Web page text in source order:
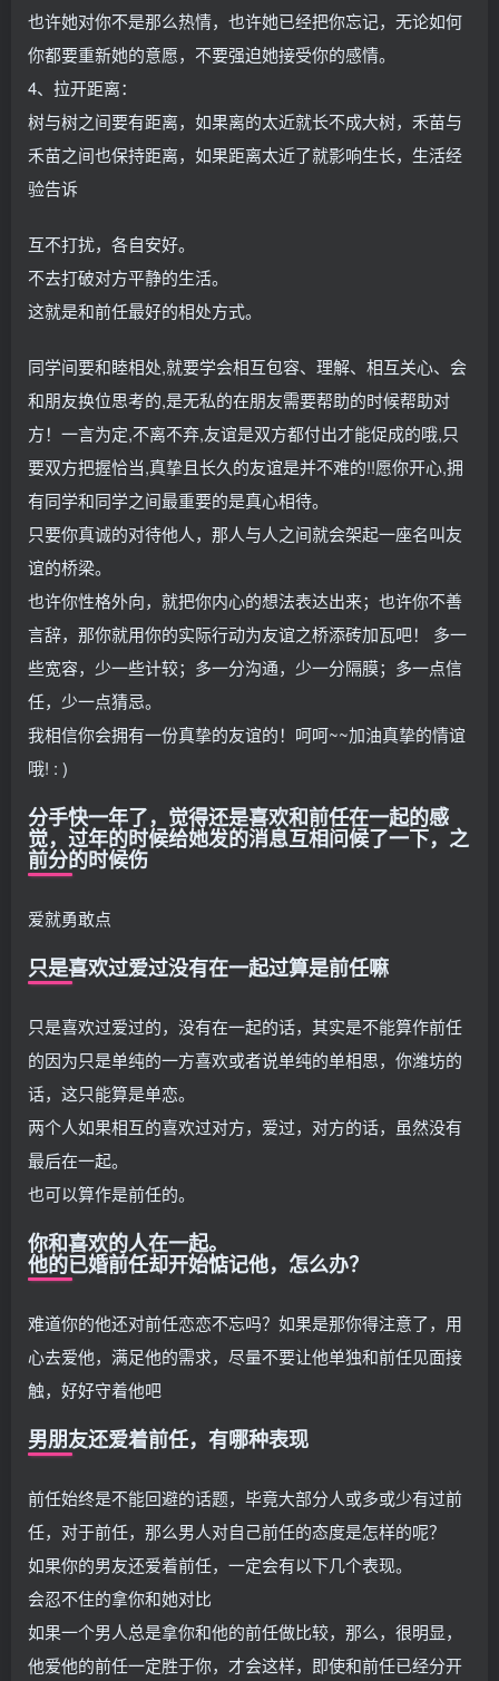
也许她对你不是那么热情，也许她已经把你忘记，无论如何
你都要重新她的意愿，不要强迫她接受你的感情。
4、拉开距离：
树与树之间要有距离，如果离的太近就长不成大树，禾苗与
禾苗之间也保持距离，如果距离太近了就影响生长，生活经
验告诉
互不打扰，各自安好。
不去打破对方平静的生活。
这就是和前任最好的相处方式。
同学间要和睦相处,就要学会相互包容、理解、相互关心、会
和朋友换位思考的,是无私的在朋友需要帮助的时候帮助对
方！一言为定,不离不弃,友谊是双方都付出才能促成的哦,只
要双方把握恰当,真挚且长久的友谊是并不难的!!愿你开心,拥
有同学和同学之间最重要的是真心相待。
只要你真诚的对待他人，那人与人之间就会架起一座名叫友
谊的桥梁。
也许你性格外向，就把你内心的想法表达出来；也许你不善
言辞，那你就用你的实际行动为友谊之桥添砖加瓦吧！ 多一
些宽容，少一些计较；多一分沟通，少一分隔膜；多一点信
任，少一点猜忌。
我相信你会拥有一份真挚的友谊的！呵呵~~加油真挚的情谊
哦! : )
分手快一年了，觉得还是喜欢和前任在一起的感
觉，过年的时候给她发的消息互相问候了一下，之
前分的时候伤
爱就勇敢点
只是喜欢过爱过没有在一起过算是前任嘛
只是喜欢过爱过的，没有在一起的话，其实是不能算作前任
的因为只是单纯的一方喜欢或者说单纯的单相思，你潍坊的
话，这只能算是单恋。
两个人如果相互的喜欢过对方，爱过，对方的话，虽然没有
最后在一起。
也可以算作是前任的。
你和喜欢的人在一起。
他的已婚前任却开始惦记他，怎么办？
难道你的他还对前任恋恋不忘吗？如果是那你得注意了，用
心去爱他，满足他的需求，尽量不要让他单独和前任见面接
触，好好守着他吧
男朋友还爱着前任，有哪种表现
前任始终是不能回避的话题，毕竟大部分人或多或少有过前
任，对于前任，那么男人对自己前任的态度是怎样的呢？
如果你的男友还爱着前任，一定会有以下几个表现。
会忍不住的拿你和她对比
如果一个男人总是拿你和他的前任做比较，那么，很明显，
他爱他的前任一定胜于你，才会这样，即使和前任已经分开